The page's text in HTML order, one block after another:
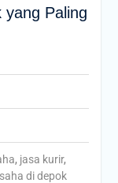
yang Paling
, jasa kurir,
di depok